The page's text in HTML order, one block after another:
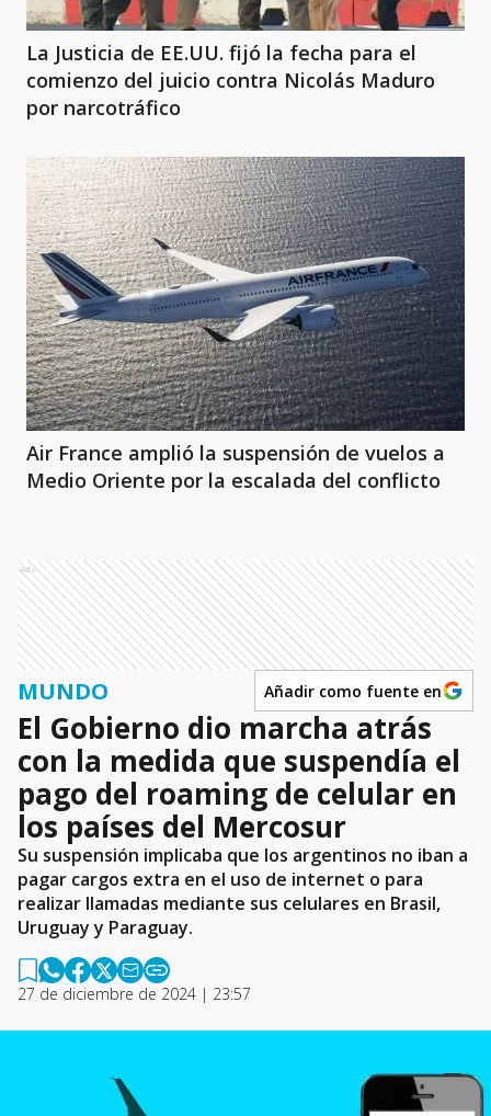
La Justicia de EE.UU. fijó la fecha para el
comienzo del juicio contra Nicolás Maduro
por narcotráfico
Air France amplió la suspensión de vuelos a
Medio Oriente por la escalada del conflicto
Ads
MUNDO Añadir como fuente en
El Gobierno dio marcha atrás
con la medida que suspendía el
pago del roaming de celular en
los países del Mercosur
Su suspensión implicaba que los argentinos no iban a
pagar cargos extra en el uso de internet o para
realizar llamadas mediante sus celulares en Brasil,
Uruguay y Paraguay.
27 de diciembre de 2024 | 23:57